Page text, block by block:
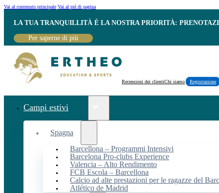
Vai al contenuto principale Vai al piè di pagina
LA TUA TRANQUILLITÀ È LA NOSTRA PRIORITÀ:
Per saperne di più
Recensioni dei clientiChi siamo Registrazione
Campi estivi
Spagna
Barcellona – Programmi Intensivi
Barcelona Pro-clubs Experience
Valencia – Alto Rendimento
FCB Escola – Barcellona
Calcio ad alte prestazioni per le ragazze del
Atlético de Madrid